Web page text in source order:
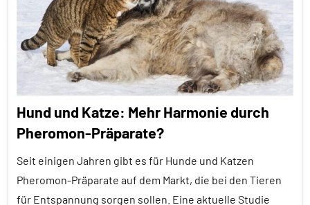
Soziale
Beziehungen
Soziale
Organisation
Tierhaltung
Wirbeltiere
Alle
Themen
Alle
Tiergruppen
Bias
Forschung
Haustiere
Hund und Katze: Mehr Harmonie durch
Pheromon-Präparate?
Seit einigen Jahren gibt es für Hunde und Katzen
Pheromon-Präparate auf dem Markt, die bei den Tieren
für Entspannung sorgen sollen. Eine aktuelle Studie